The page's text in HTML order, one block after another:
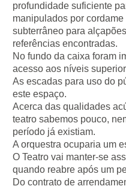
profundidade suficiente
manipulados por
subterrâneo para
referências encontradas.
No fundo da caixa foram
acesso aos níveis
As escadas para uso do
este espaço.
Acerca das qualidades
teatro sabemos pouco,
período já existiam.
A orquestra ocuparia um
O Teatro vai manter-se
quando reabre após um
Do contrato de